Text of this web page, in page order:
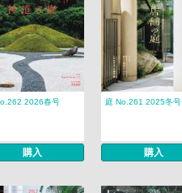
2026春号
購入
庭 No.261 2025冬号
購入